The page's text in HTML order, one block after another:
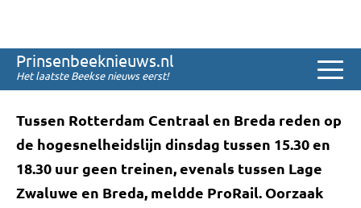
Prinsenbeeknieuws.nl
Het laatste Beekse nieuws eerst!
Geen treinen door
aanrijding spoor
Tussen Rotterdam Centraal en Breda reden op
de hogesnelheidslijn dinsdag tussen 15.30 en
18.30 uur geen treinen, evenals tussen Lage
Zwaluwe en Breda, meldde ProRail. Oorzaak